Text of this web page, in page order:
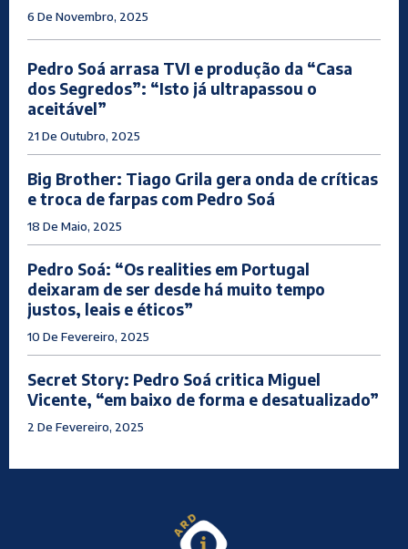
6 De Novembro, 2025
Pedro Soá arrasa TVI e produção da “Casa
dos Segredos”: “Isto já ultrapassou o
aceitável”
21 De Outubro, 2025
Big Brother: Tiago Grila gera onda de críticas
e troca de farpas com Pedro Soá
18 De Maio, 2025
Pedro Soá: “Os realities em Portugal
deixaram de ser desde há muito tempo
justos, leais e éticos”
10 De Fevereiro, 2025
Secret Story: Pedro Soá critica Miguel
Vicente, “em baixo de forma e desatualizado”
2 De Fevereiro, 2025